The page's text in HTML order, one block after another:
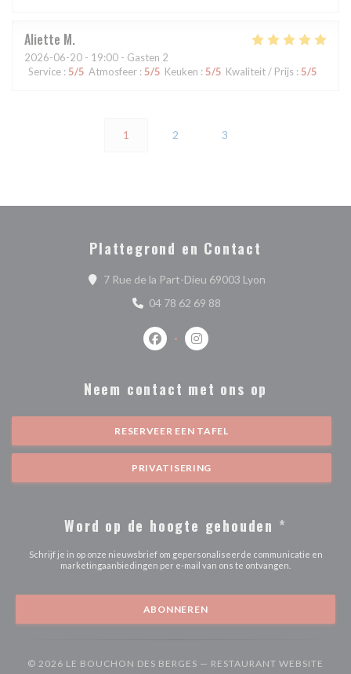
Aliette M
2026-06-20 - 19:00 - Gasten 2
Service : 5/5 Atmosfeer : 5/5 Keuken : 5/5 Kwaliteit / Prijs : 5/5
1 2 3
Plattegrond en Contact
7 Rue de la Part-Dieu 69003 Lyon
04 78 62 69 88
Facebook ((opent in een nieuw
Instagram ((opent in een
Neem contact met ons op
RESERVEER EEN TAFEL
PRIVATISERING
Word op de hoogte gehouden *
Schrijf je in op onze nieuwsbrief om gepersonaliseerde communicatie en
marketingaanbiedingen per e-mail van ons te ontvangen.
ABONNEREN
© 2026 LE BOUCHON DES BERGES — RESTAURANT WEBSITE